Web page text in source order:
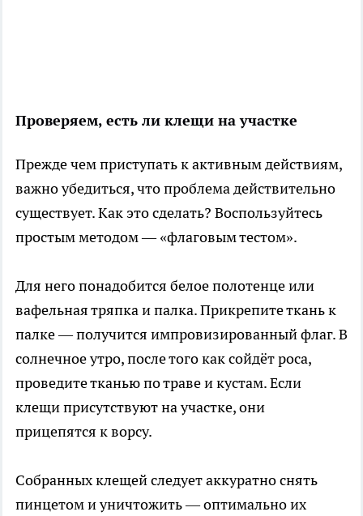
Проверяем, есть ли клещи на участке
Прежде чем приступать к активным действиям,
важно убедиться, что проблема действительно
существует. Как это сделать? Воспользуйтесь
простым методом — «флаговым тестом».
Для него понадобится белое полотенце или
вафельная тряпка и палка. Прикрепите ткань к
палке — получится импровизированный флаг. В
солнечное утро, после того как сойдёт роса,
проведите тканью по траве и кустам. Если
клещи присутствуют на участке, они
прицепятся к ворсу.
Собранных клещей следует аккуратно снять
пинцетом и уничтожить — оптимально их